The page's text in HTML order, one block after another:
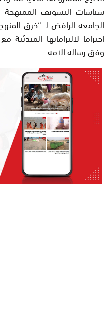
سياسات التسويف
الجامعة الرافض لـ “خرق
احتراما لالتزاماتها
وفق رسالة الامة.